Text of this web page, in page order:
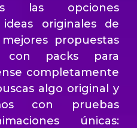
las opciones
originales de
propuestas
con packs para
completamente
algo original y
con pruebas
únicas: